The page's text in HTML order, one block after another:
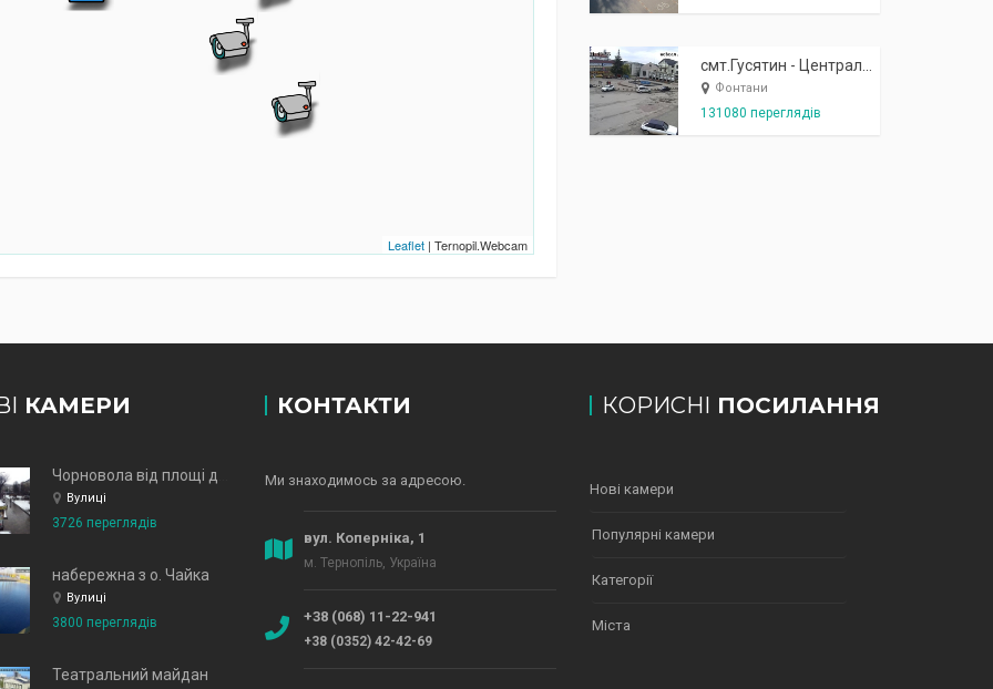
Leaflet| Ternopil.Webcam
Фонтани
131080 переглядів
КАМЕРИ
Вулиці
3726 переглядів
набережна з о. Чайка
Вулиці
3800 переглядів
Театральний майдан
КОНТАКТИ
Ми знаходимось за адресою.
вул. Коперніка, 1
м. Тернопіль, Україна
+38 (068) 11-22-941
+38 (0352) 42-42-69
КОРИСНІ ПОСИЛАННЯ
Нові камери
Популярні камери
Категорії
Міста